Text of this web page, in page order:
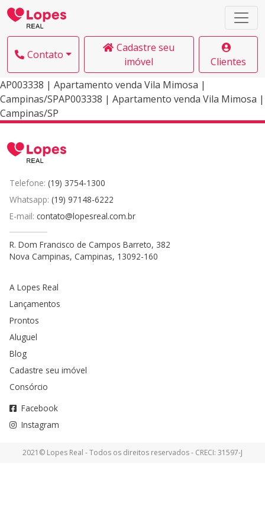
Contato
Cadastre seu
imóvel
Clientes
AP003338 | Apartamento venda Vila Mimosa |
Campinas/SPAP003338 | Apartamento venda Vila Mimosa |
Campinas/SP
Telefone: (19) 3754-1300
Whatsapp: (19) 97148-6222
E-mail: contato@lopesreal.com.br
R. Dom Francisco de Campos Barreto, 382
Nova Campinas, Campinas, 13092-160
A Lopes Real
Lançamentos
Prontos
Aluguel
Blog
Cadastre seu imóvel
Consórcio
Facebook
Instagram
2021© Lopes Real - Todos os direitos reservados - CRECI: 31597-J